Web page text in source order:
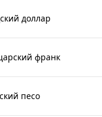
доллар
франк
песо